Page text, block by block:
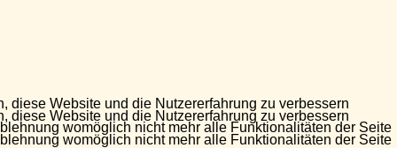
diese Website und die Nutzererfahrung zu verbessern
womöglich nicht mehr alle Funktionalitäten der Seite
diese Website und die Nutzererfahrung zu verbessern
womöglich nicht mehr alle Funktionalitäten der Seite